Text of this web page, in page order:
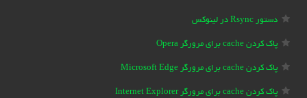
دستور Rsync در لینوکس
پاک کردن cache برای مرورگر Opera
پاک کردن cache برای مرورگر Microsoft Edge
پاک کردن cache برای مرورگر Internet Explorer